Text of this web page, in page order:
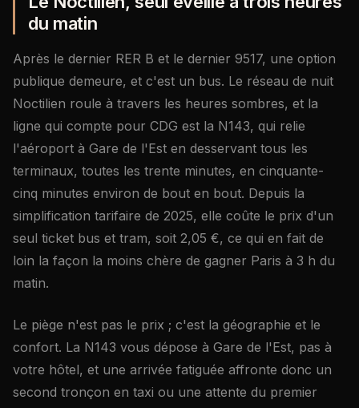
du matin
Après le dernier RER B et le dernier 9517, une option
publique demeure, et c'est un bus. Le réseau de nuit
Noctilien roule à travers les heures sombres, et la
ligne qui compte pour CDG est la N143, qui relie
l'aéroport à Gare de l'Est en desservant tous les
terminaux, toutes les trente minutes, en cinquante-
cinq minutes environ de bout en bout. Depuis la
simplification tarifaire de 2025, elle coûte le prix d'un
seul ticket bus et tram, soit 2,05 €, ce qui en fait de
loin la façon la moins chère de gagner Paris à 3 h du
matin.
Le piège n'est pas le prix ; c'est la géographie et le
confort. La N143 vous dépose à Gare de l'Est, pas à
votre hôtel, et une arrivée fatiguée affronte donc un
second tronçon en taxi ou une attente du premier